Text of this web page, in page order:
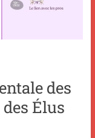
des
Élus